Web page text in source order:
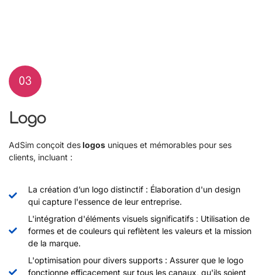
03
Logo
AdSim conçoit deslogos uniques et mémorables pour ses
clients, incluant :
La création d’un logo distinctif : Élaboration d'un design
qui capture l'essence de leur entreprise.
L'intégration d'éléments visuels significatifs : Utilisation de
formes et de couleurs qui reflètent les valeurs et la mission
de la marque.
L'optimisation pour divers supports : Assurer que le logo
fonctionne efficacement sur tous les canaux, qu'ils soient